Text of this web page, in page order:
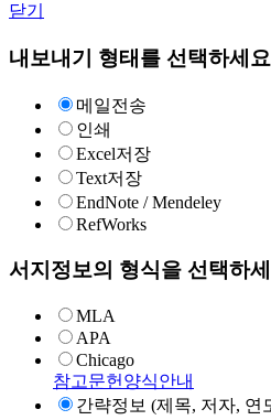
닫기
내보내기 형태를 선택하세요
메일전송
인쇄
Excel저장
Text저장
EndNote / Mendeley
RefWorks
서지정보의 형식을 선택하
MLA
APA
Chicago
참고문헌양식안내
간략정보 (제목, 저자, 연